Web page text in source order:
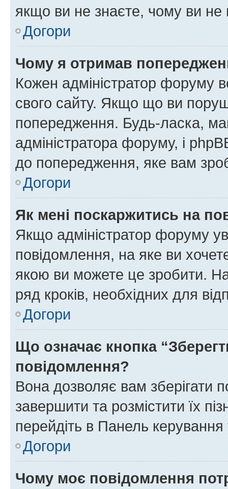
якщо ви не знаєте, чому ви
Догори
Чому я отримав
Кожен адміністратор форуму
свого сайту. Якщо що ви
попередження. Будь-ласка,
адміністратора форуму, і
до попередження, яке вам
Догори
Як мені поскаржитись на
Якщо адміністратор форуму
повідомлення, на яке ви
якою ви можете це зробити.
ряд кроків, необхідних для
Догори
Що означає кнопка
повідомлення?
Вона дозволяє вам зберігати
завершити та розмістити їх
перейдіть в Панель керування
Догори
Чому моє повідомлення